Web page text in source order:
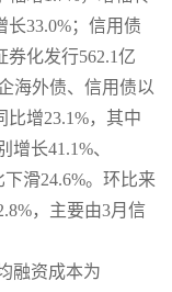
长33.0%；信用债
券化发行562.1亿
海外债、信用债以
比增23.1%，其中
长41.1%、
滑24.6%。环比来
，主要由3月信
融资成本为